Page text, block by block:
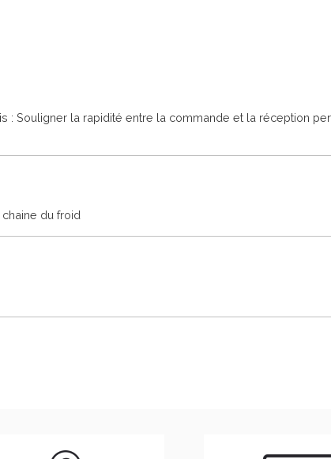
: Souligner la rapidité entre la commande et la réception
du froid